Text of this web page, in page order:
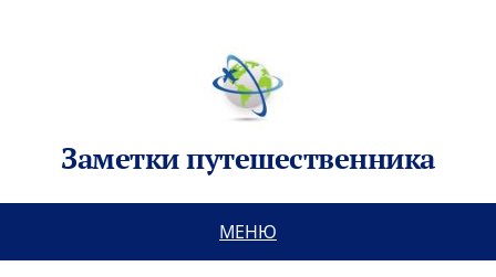
Заметки путешественника
МЕНЮ